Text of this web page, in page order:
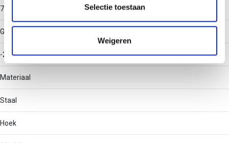
partners kunnen deze gegevens combineren met andere
informatie die u aan ze heeft verstrekt of die ze hebben
verzameld op basis van uw gebruik van hun services.
Selectie toestaan
Weigeren
730
Gebruikstemperatuur
-20 - 120
Materiaal
Staal
Hoek